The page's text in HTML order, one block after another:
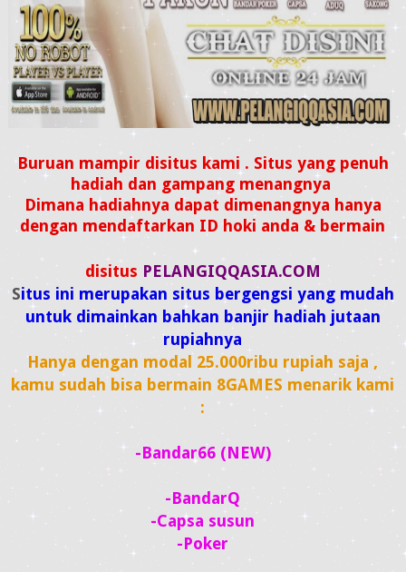
Buruan mampir disitus kami . Situs yang penuh
hadiah dan gampang menangnya
Dimana hadiahnya dapat dimenangnya hanya
dengan mendaftarkan ID hoki anda & bermain
disitus PELANGIQQASIA.COM
Situs ini merupakan situs bergengsi yang mudah
untuk dimainkan bahkan banjir hadiah jutaan
rupiahnya
Hanya dengan modal 25.000ribu rupiah saja ,
kamu sudah bisa bermain 8GAMES menarik kami
:
-Bandar66 (NEW)
-BandarQ
-Capsa susun
-Poker